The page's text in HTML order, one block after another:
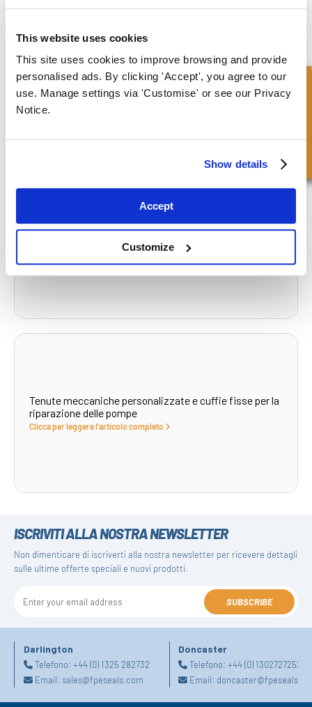
This website uses cookies
This site uses cookies to improve browsing and provide
personalised ads. By clicking 'Accept', you agree to our
use. Manage settings via 'Customise' or see our Privacy
Notice.
Show details
Accept
Customize
I cilindri di ricambio assemblati in funzione
What to read next...
Fornitore di riferimento per gli eroi dell'idraulica
Clicca per leggere l'articolo completo
Tenute meccaniche personalizzate e cuffie fisse per la
riparazione delle pompe
Clicca per leggere l'articolo completo
ISCRIVITI ALLA NOSTRA NEWSLETTER
Non dimenticare di iscriverti alla nostra newsletter per ricevere dettagli
sulle ultime offerte speciali e nuovi prodotti.
SUBSCRIBE
Darlington
Telefono: +44 (0) 1325 282732
Email: sales@fpeseals.com
Doncaster
Telefono:+44 (0) 1302727252
Email:
Richiesta Veloce